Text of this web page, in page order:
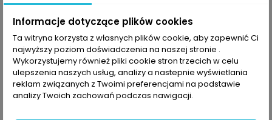
Udostępnij
OPIS SZCZEGÓŁY PRODUKTU
Model mechanizmu fortepianowego z klawiszem
Informacje dotyczące plików cookies
Ta witryna korzysta z własnych plików cookie, aby zapewnić Ci
najwyższy poziom doświadczenia na naszej stronie .
Wykorzystujemy również pliki cookie stron trzecich w celu
ulepszenia naszych usług, analizy a nastepnie wyświetlania
reklam związanych z Twoimi preferencjami na podstawie
analizy Twoich zachowań podczas nawigacji.